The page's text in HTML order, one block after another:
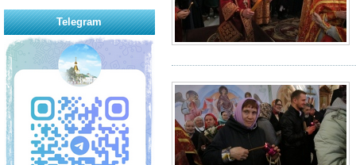
Telegram